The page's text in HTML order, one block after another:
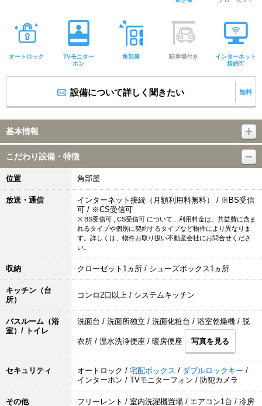
オートロック
TVモニター
ホン
角部屋 駐車場付き
インターネット
接続可
設備について詳しく聞きたい 無料
基本情報
こだわり設備・特徴
位置 角部屋
放送・通信
インターネット接続（月額利用料無料） / ※BS受信
可 / ※CS受信可
※ BS受信可 , CS受信可 について…利用料金は、共益費に含ま
れるタイプや個別に契約するタイプなど物件により異なりま
す。詳しくは、物件お取り扱い不動産会社にお問合せくださ
い。
収納 クローゼット1ヵ所 / シューズボックス1ヵ所
キッチン（台
所）
コンロ2口以上 / システムキッチン
バスルーム（浴
室）/ トイレ
洗面台 / 洗面所独立 / 洗面化粧台 / 浴室乾燥機 / 脱
衣所 / 温水洗浄便座 / 暖房便座 写真を見る
セキュリティ オートロック / 宅配ボックス / ダブルロックキー /
インターホン / TVモニターフォン / 防犯カメラ
その他
フリーレント / 室内洗濯機置場 / エアコン1台 / 冷房